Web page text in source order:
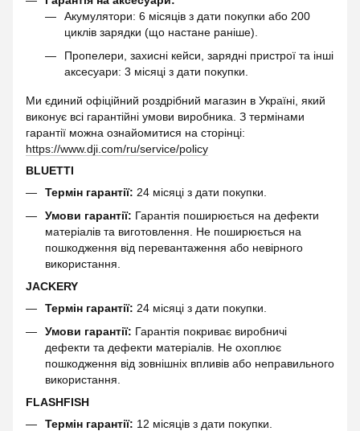
Акумулятори: 6 місяців з дати покупки або 200
циклів зарядки (що настане раніше).
Пропелери, захисні кейси, зарядні пристрої та інші
аксесуари: 3 місяці з дати покупки.
Ми єдиний офіційний роздрібний магазин в Україні, який
виконує всі гарантійні умови виробника. З термінами
гарантії можна ознайомитися на сторінці:
https://www.dji.com/ru/service/policy
BLUETTI
Термін гарантії: 24 місяці з дати покупки.
Умови гарантії: Гарантія поширюється на дефекти
матеріалів та виготовлення. Не поширюється на
пошкодження від перевантаження або невірного
використання.
JACKERY
Термін гарантії: 24 місяці з дати покупки.
Умови гарантії: Гарантія покриває виробничі
дефекти та дефекти матеріалів. Не охоплює
пошкодження від зовнішніх впливів або неправильного
використання.
FLASHFISH
Термін гарантії: 12 місяців з дати покупки.